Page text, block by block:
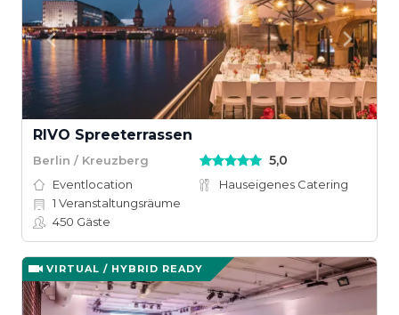
RIVO Spreeterrassen
Berlin / Kreuzberg 5,0
Eventlocation
Hauseigenes Catering
1 Veranstaltungsräume
450 Gäste
VIRTUAL / HYBRID READY